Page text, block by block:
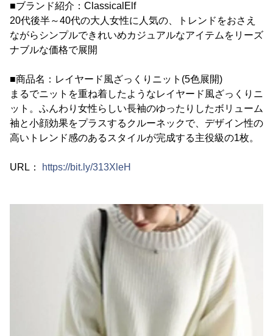
■ブランド紹介：ClassicalElf
20代後半～40代の大人女性に人気の、トレンドをおさえ
ながらシンプルできれいめカジュアルなアイテムをリーズ
ナブルな価格で展開
■商品名：レイヤード風ざっくりニット(5色展開)
まるでニットを重ね着したようなレイヤード風ざっくりニ
ット。ふんわり女性らしい長袖のゆったりしたボリューム
袖と小顔効果をプラスするクルーネックで、デザイン性の
高いトレンド感のあるスタイルが完成する主役級の1枚。
URL： https://bit.ly/313XleH